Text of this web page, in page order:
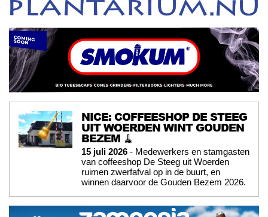
NICE: COFFEESHOP DE STEEG
UIT WOERDEN WINT GOUDEN
BEZEM 🧹
15 juli 2026 - Medewerkers en stamgasten
van coffeeshop De Steeg uit Woerden
ruimen zwerfafval op in de buurt, en
winnen daarvoor de Gouden Bezem 2026.